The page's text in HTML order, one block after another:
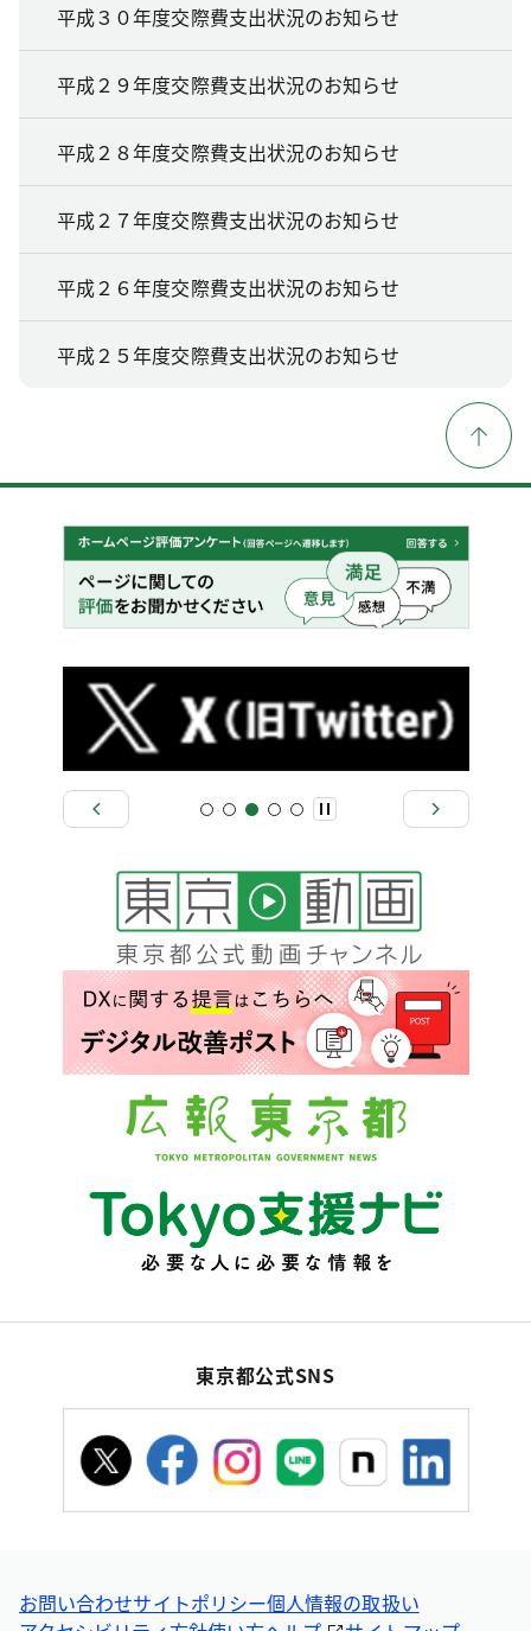
平成３０年度交際費支出状況のお知らせ
平成２９年度交際費支出状況のお知らせ
平成２８年度交際費支出状況のお知らせ
平成２７年度交際費支出状況のお知らせ
平成２６年度交際費支出状況のお知らせ
平成２５年度交際費支出状況のお知らせ
東京都公式SNS
お問い合わせサイトポリシー個人情報の取扱い